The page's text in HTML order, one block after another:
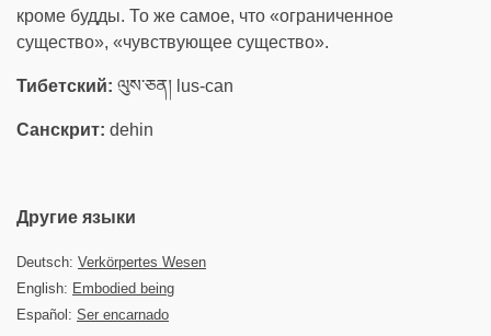
кроме будды. То же самое, что «ограниченное
существо», «чувствующее существо».
Тибетский: ལུས་ཅན། lus-can
Санскрит: dehin
Другие языки
Deutsch: Verkörpertes Wesen
English: Embodied being
Español: Ser encarnado